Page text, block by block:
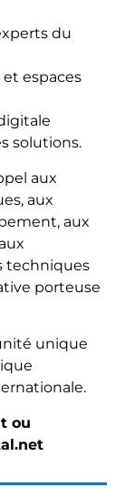
du
et espaces
solutions.
aux
aux
aux
techniques
porteuse
unique
ou